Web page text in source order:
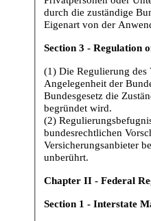
durch die zuständige
Eigenart von der
Section 3 - Regulation
(1) Die Regulierung des
Angelegenheit der
Bundesgesetz die
begründet wird.
(2)
bundesrechtlichen
Versicherungsanbieter
unberührt.
Chapter II - Federal
Section 1 - Interstate